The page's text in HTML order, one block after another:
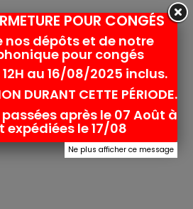
POUR CONGÉS
nos dépôts et de notre
pour congés
au 16/08/2025 inclus.
DURANT CETTE PÉRIODE.
après le 07 Août à
expédiées le 17/08
Ne plus afficher ce message